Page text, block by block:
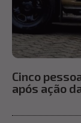
Cinco
após ação